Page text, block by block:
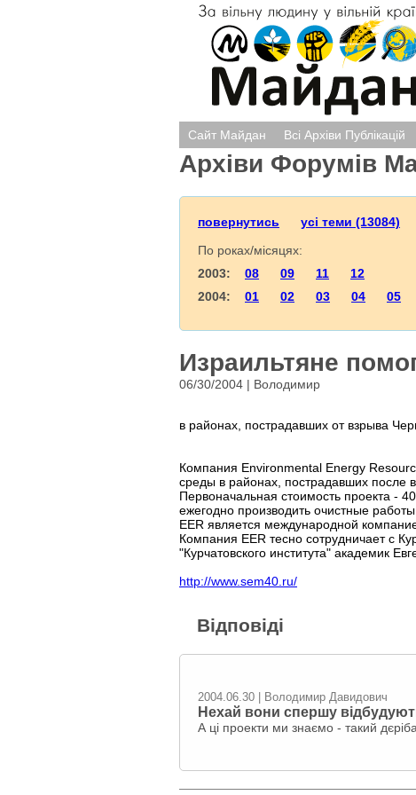
Сайт Майдан Всі Архіви Публікацій
Архіви Форумів
повернутись
усі теми (13084)
По роках/місяцях:
2003: 08 09 11
12
2004: 01 02 03 04 05
Израильтяне
06/30/2004 | Володимир
в районах, пострадавших от взрыва
Компания Environmental Energy
среды в районах, пострадавших после
Первоначальная стоимость проекта -
ежегодно производить очистные
EER является международной
Компания EER тесно сотрудничает с
"Курчатовского института" академик
http://www.sem40.ru/
Відповіді
2004.06.30 | Володимир Давидович
Нехай вони спершу
А ці проекти ми знаємо - такий